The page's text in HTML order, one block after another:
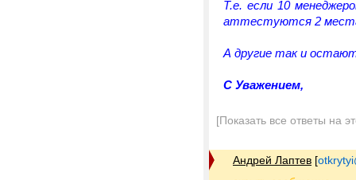
Т.е. если 10
аттестуются 2
А другие так и
C Уважением,
[Показать все ответы на
Андрей Лаптев [